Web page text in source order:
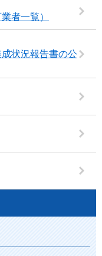
者一覧）
状況報告書の公